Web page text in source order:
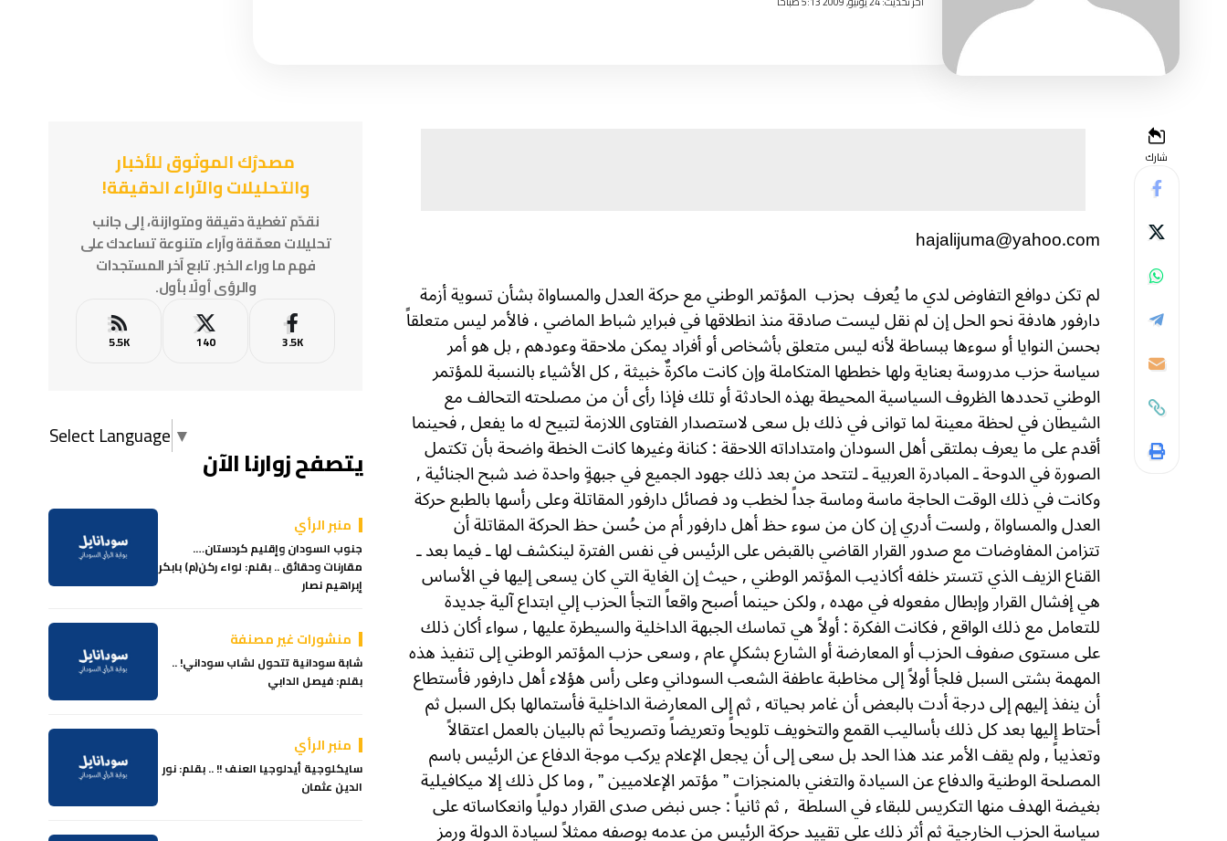
شارك
hajalijuma@yahoo.com
لم تكن دوافع التفاوض لدي ما يُعرف بحزب المؤتمر الوطني مع حركة العدل والمساواة بشأن تسوية أزمة
دارفور هادفة نحو الحل إن لم نقل ليست صادقة منذ انطلاقها في فبراير شباط الماضي ، فالأمر ليس متعلقاً
بحسن النوايا أو سوءها ببساطة لأنه ليس متعلق بأشخاص أو أفراد يمكن ملاحقة وعودهم , بل هو أمر
سياسة حزب مدروسة بعناية ولها خططها المتكاملة وإن كانت ماكرةٌ خبيثة , كل الأشياء بالنسبة للمؤتمر
الوطني تحددها الظروف السياسية المحيطة بهذه الحادثة أو تلك فإذا رأى أن من مصلحته التحالف مع
الشيطان في لحظة معينة لما توانى في ذلك بل سعى لاستصدار الفتاوى اللازمة لتبيح له ما يفعل , فحينما
أقدم على ما يعرف بملتقى أهل السودان وامتداداته اللاحقة : كنانة وغيرها كانت الخطة واضحة بأن تكتمل
الصورة في الدوحة ـ المبادرة العربية ـ لتتحد من بعد ذلك جهود الجميع في جبهةٍ واحدة ضد شبح الجنائية ,
وكانت في ذلك الوقت الحاجة ماسة وماسة جداً لخطب ود فصائل دارفور المقاتلة وعلى رأسها بالطبع حركة
العدل والمساواة , ولست أدري إن كان من سوء حظ أهل دارفور أم من حُسن حظ الحركة المقاتلة أن
تتزامن المفاوضات مع صدور القرار القاضي بالقبض على الرئيس في نفس الفترة لينكشف لها ـ فيما بعد ـ
القناع الزيف الذي تتستر خلفه أكاذيب المؤتمر الوطني , حيث إن الغاية التي كان يسعى إليها في الأساس
هي إفشال القرار وإبطال مفعوله في مهده , ولكن حينما أصبح واقعاً التجأ الحزب إلي ابتداع آلية جديدة
للتعامل مع ذلك الواقع , فكانت الفكرة : أولاً هي تماسك الجبهة الداخلية والسيطرة عليها , سواء أكان ذلك
على مستوى صفوف الحزب أو المعارضة أو الشارع بشكلٍ عام , وسعى حزب المؤتمر الوطني إلى تنفيذ هذه
المهمة بشتى السبل فلجأ أولاً إلى مخاطبة عاطفة الشعب السوداني وعلى رأس هؤلاء أهل دارفور فأستطاع
أن ينفذ إليهم إلى درجة أدت بالبعض أن غامر بحياته , ثم إلى المعارضة الداخلية فأستمالها بكل السبل ثم
أحتاط إليها بعد كل ذلك بأساليب القمع والتخويف تلويحاً وتعريضاً وتصريحاً ثم بالبيان بالعمل اعتقالاً
وتعذيباً , ولم يقف الأمر عند هذا الحد بل سعى إلى أن يجعل الإعلام يركب موجة الدفاع عن الرئيس باسم
المصلحة الوطنية والدفاع عن السيادة والتغني بالمنجزات ” مؤتمر الإعلاميين ” , وما كل ذلك إلا ميكافيلية
بغيضة الهدف منها التكريس للبقاء في السلطة , ثم ثانياً : جس نبض صدى القرار دولياً وانعكاساته على
سياسة الحزب الخارجية ثم أثر ذلك على تقييد حركة الرئيس من عدمه بوصفه ممثلاً لسيادة الدولة ورمز
مصدرُك الموثوق للأخبار
والتحليلات والآراء الدقيقة!
نقدّم تغطية دقيقة ومتوازنة، إلى جانب
تحليلات معمّقة وآراء متنوعة تساعدك على
فهم ما وراء الخبر. تابع آخر المستجدات
والرؤى أولًا بأول.
3.5K
140
5.5K
Select Language ▼
يتصفح زوارنا الآن
منبر الرأي
جنوب السودان وإقليم كردستان….
مقارنات وحقائق .. بقلم: لواء ركن(م) بابكر
إبراهيم نصار
منشورات غير مصنفة
شابة سودانية تتحول لشاب سوداني! ..
بقلم: فيصل الدابي
منبر الرأي
سايكلوجية أيدلوجيا العنف !! .. بقلم: نور
الدين عثمان